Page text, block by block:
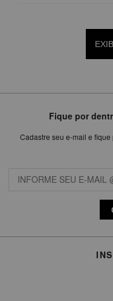
Fique por
Cadastre seu e-mail e